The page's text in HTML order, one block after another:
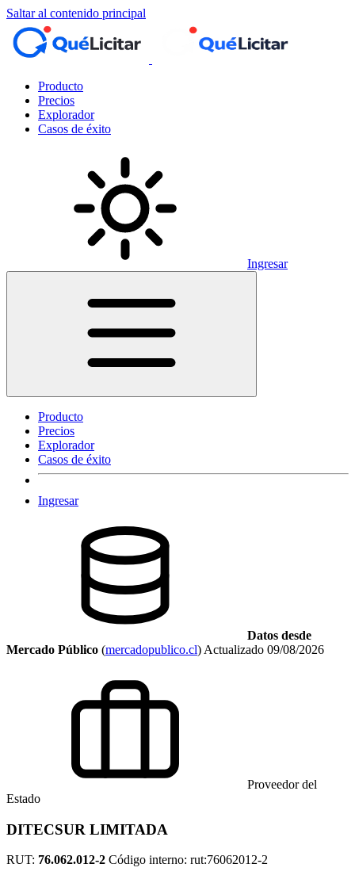
Saltar al contenido principal
Producto
Precios
Explorador
Casos de éxito
Ingresar
Producto
Precios
Explorador
Casos de éxito
Ingresar
Datos desde
Mercado Público (mercadopublico.cl) Actualizado 09/08/2026
Proveedor del
Estado
DITECSUR LIMITADA
RUT: 76.062.012-2 Código interno: rut:76062012-2